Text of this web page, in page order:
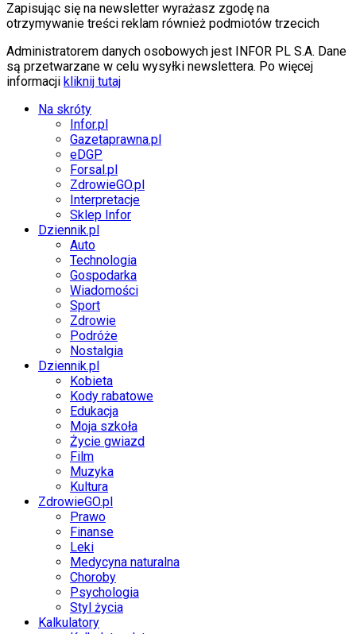
Zapisując się na newsletter wyrażasz zgodę na
otrzymywanie treści reklam również podmiotów trzecich
Administratorem danych osobowych jest INFOR PL S.A. Dane
są przetwarzane w celu wysyłki newslettera. Po więcej
informacji kliknij tutaj
Na skróty
Infor.pl
Gazetaprawna.pl
eDGP
Forsal.pl
ZdrowieGO.pl
Interpretacje
Sklep Infor
Dziennik.pl
Auto
Technologia
Gospodarka
Wiadomości
Sport
Zdrowie
Podróże
Nostalgia
Dziennik.pl
Kobieta
Kody rabatowe
Edukacja
Moja szkoła
Życie gwiazd
Film
Muzyka
Kultura
ZdrowieGO.pl
Prawo
Finanse
Leki
Medycyna naturalna
Choroby
Psychologia
Styl życia
Kalkulatory